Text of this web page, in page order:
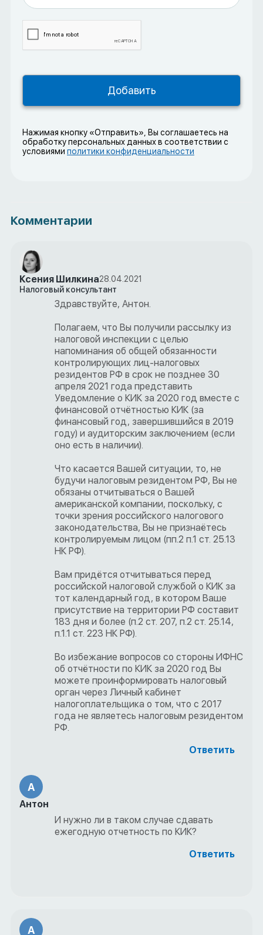
Нажимая кнопку «Отправить», Вы соглашаетесь на
обработку персональных данных в соответствии с
условиями политики конфиденциальности
Комментарии
Ксения Шилкина28.04.2021
Налоговый консультант
Здравствуйте, Антон.
Полагаем, что Вы получили рассылку из
налоговой инспекции с целью
напоминания об общей обязанности
контролирующих лиц-налоговых
резидентов РФ в срок не позднее 30
апреля 2021 года представить
Уведомление о КИК за 2020 год вместе с
финансовой отчётностью КИК (за
финансовый год, завершившийся в 2019
году) и аудиторским заключением (если
оно есть в наличии).
Что касается Вашей ситуации, то, не
будучи налоговым резидентом РФ, Вы не
обязаны отчитываться о Вашей
американской компании, поскольку, с
точки зрения российского налогового
законодательства, Вы не признаётесь
контролируемым лицом (пп.2 п.1 ст. 25.13
НК РФ).
Вам придётся отчитываться перед
российской налоговой службой о КИК за
тот календарный год, в котором Ваше
присутствие на территории РФ составит
183 дня и более (п.2 ст. 207, п.2 ст. 25.14,
п.1.1 ст. 223 НК РФ).
Во избежание вопросов со стороны ИФНС
об отчётности по КИК за 2020 год Вы
можете проинформировать налоговый
орган через Личный кабинет
налогоплательщика о том, что с 2017
года не являетесь налоговым резидентом
РФ.
Ответить
А
Антон
И нужно ли в таком случае сдавать
ежегодную отчетность по КИК?
Ответить
А